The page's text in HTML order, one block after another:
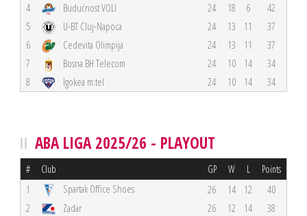
4
Budućnost VOLI 24 18 6
42
5
U-BT Cluj-Napoca 24 13 11
37
6
Cedevita Olimpija 24 13 11
37
7
Bosna BH Telecom 24 10 14
34
8
Igokea m:tel 24 10 14 34
ABA LIGA 2025/26 - PLAYOUT
# Club GP W L Points
1 Spartak Office Shoes 26 14 12
40
2
Zadar 26 12 14
38